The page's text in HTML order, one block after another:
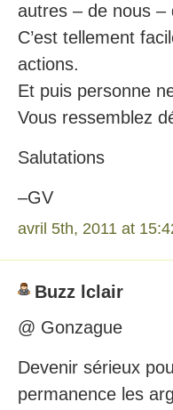
autres – de nous –
C’est tellement
actions.
Et puis personne
Vous ressemblez
Salutations
–GV
avril 5th, 2011 at
Buzz lclair
@ Gonzague
Devenir sérieux
permanence les